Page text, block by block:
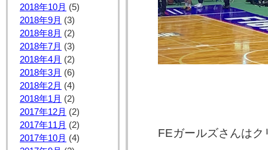
2018年10月 (5)
2018年9月 (3)
2018年8月 (2)
2018年7月 (3)
2018年4月 (2)
2018年3月 (6)
2018年2月 (4)
2018年1月 (2)
2017年12月 (2)
2017年11月 (2)
2017年10月 (4)
FEガールズさんはク